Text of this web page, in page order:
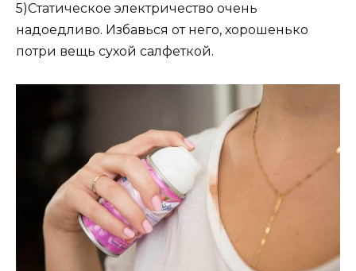
5)Статическое электричество очень
надоедливо. Избавься от него, хорошенько
потри вещь сухой салфеткой.